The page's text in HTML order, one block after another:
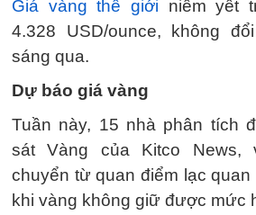
Giá vàng thế giới niêm yết
4.328 USD/ounce, không
sáng qua.
Dự báo giá vàng
Tuần này, 15 nhà phân tích
sát Vàng của Kitco News,
chuyển từ quan điểm lạc
khi vàng không giữ được mức